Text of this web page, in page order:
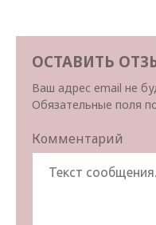
ОСТАВИТЬ
Ваш адрес email не
Обязательные поля
Комментарий